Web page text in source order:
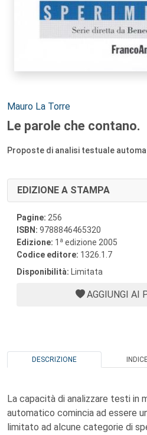
Autori:
Mauro La Torre
Le parole che contano.
Proposte di analisi testuale
EDIZIONE A STAMPA
Pagine: 256
ISBN: 9788846465320
Edizione: 1 a edizione 2005
Codice editore: 1326.1.7
Disponibilità: Limitata
AGGIUNGI AI
DESCRIZIONE
La capacità di analizzare testi in
automatico comincia ad essere
limitato ad alcune categorie di